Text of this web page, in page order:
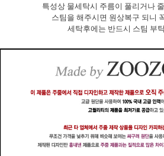
특성상 물세탁시 주름이 풀리거나
스팀을 해주시면 원상복구 되니
세탁후에는 반드시 스팀 부